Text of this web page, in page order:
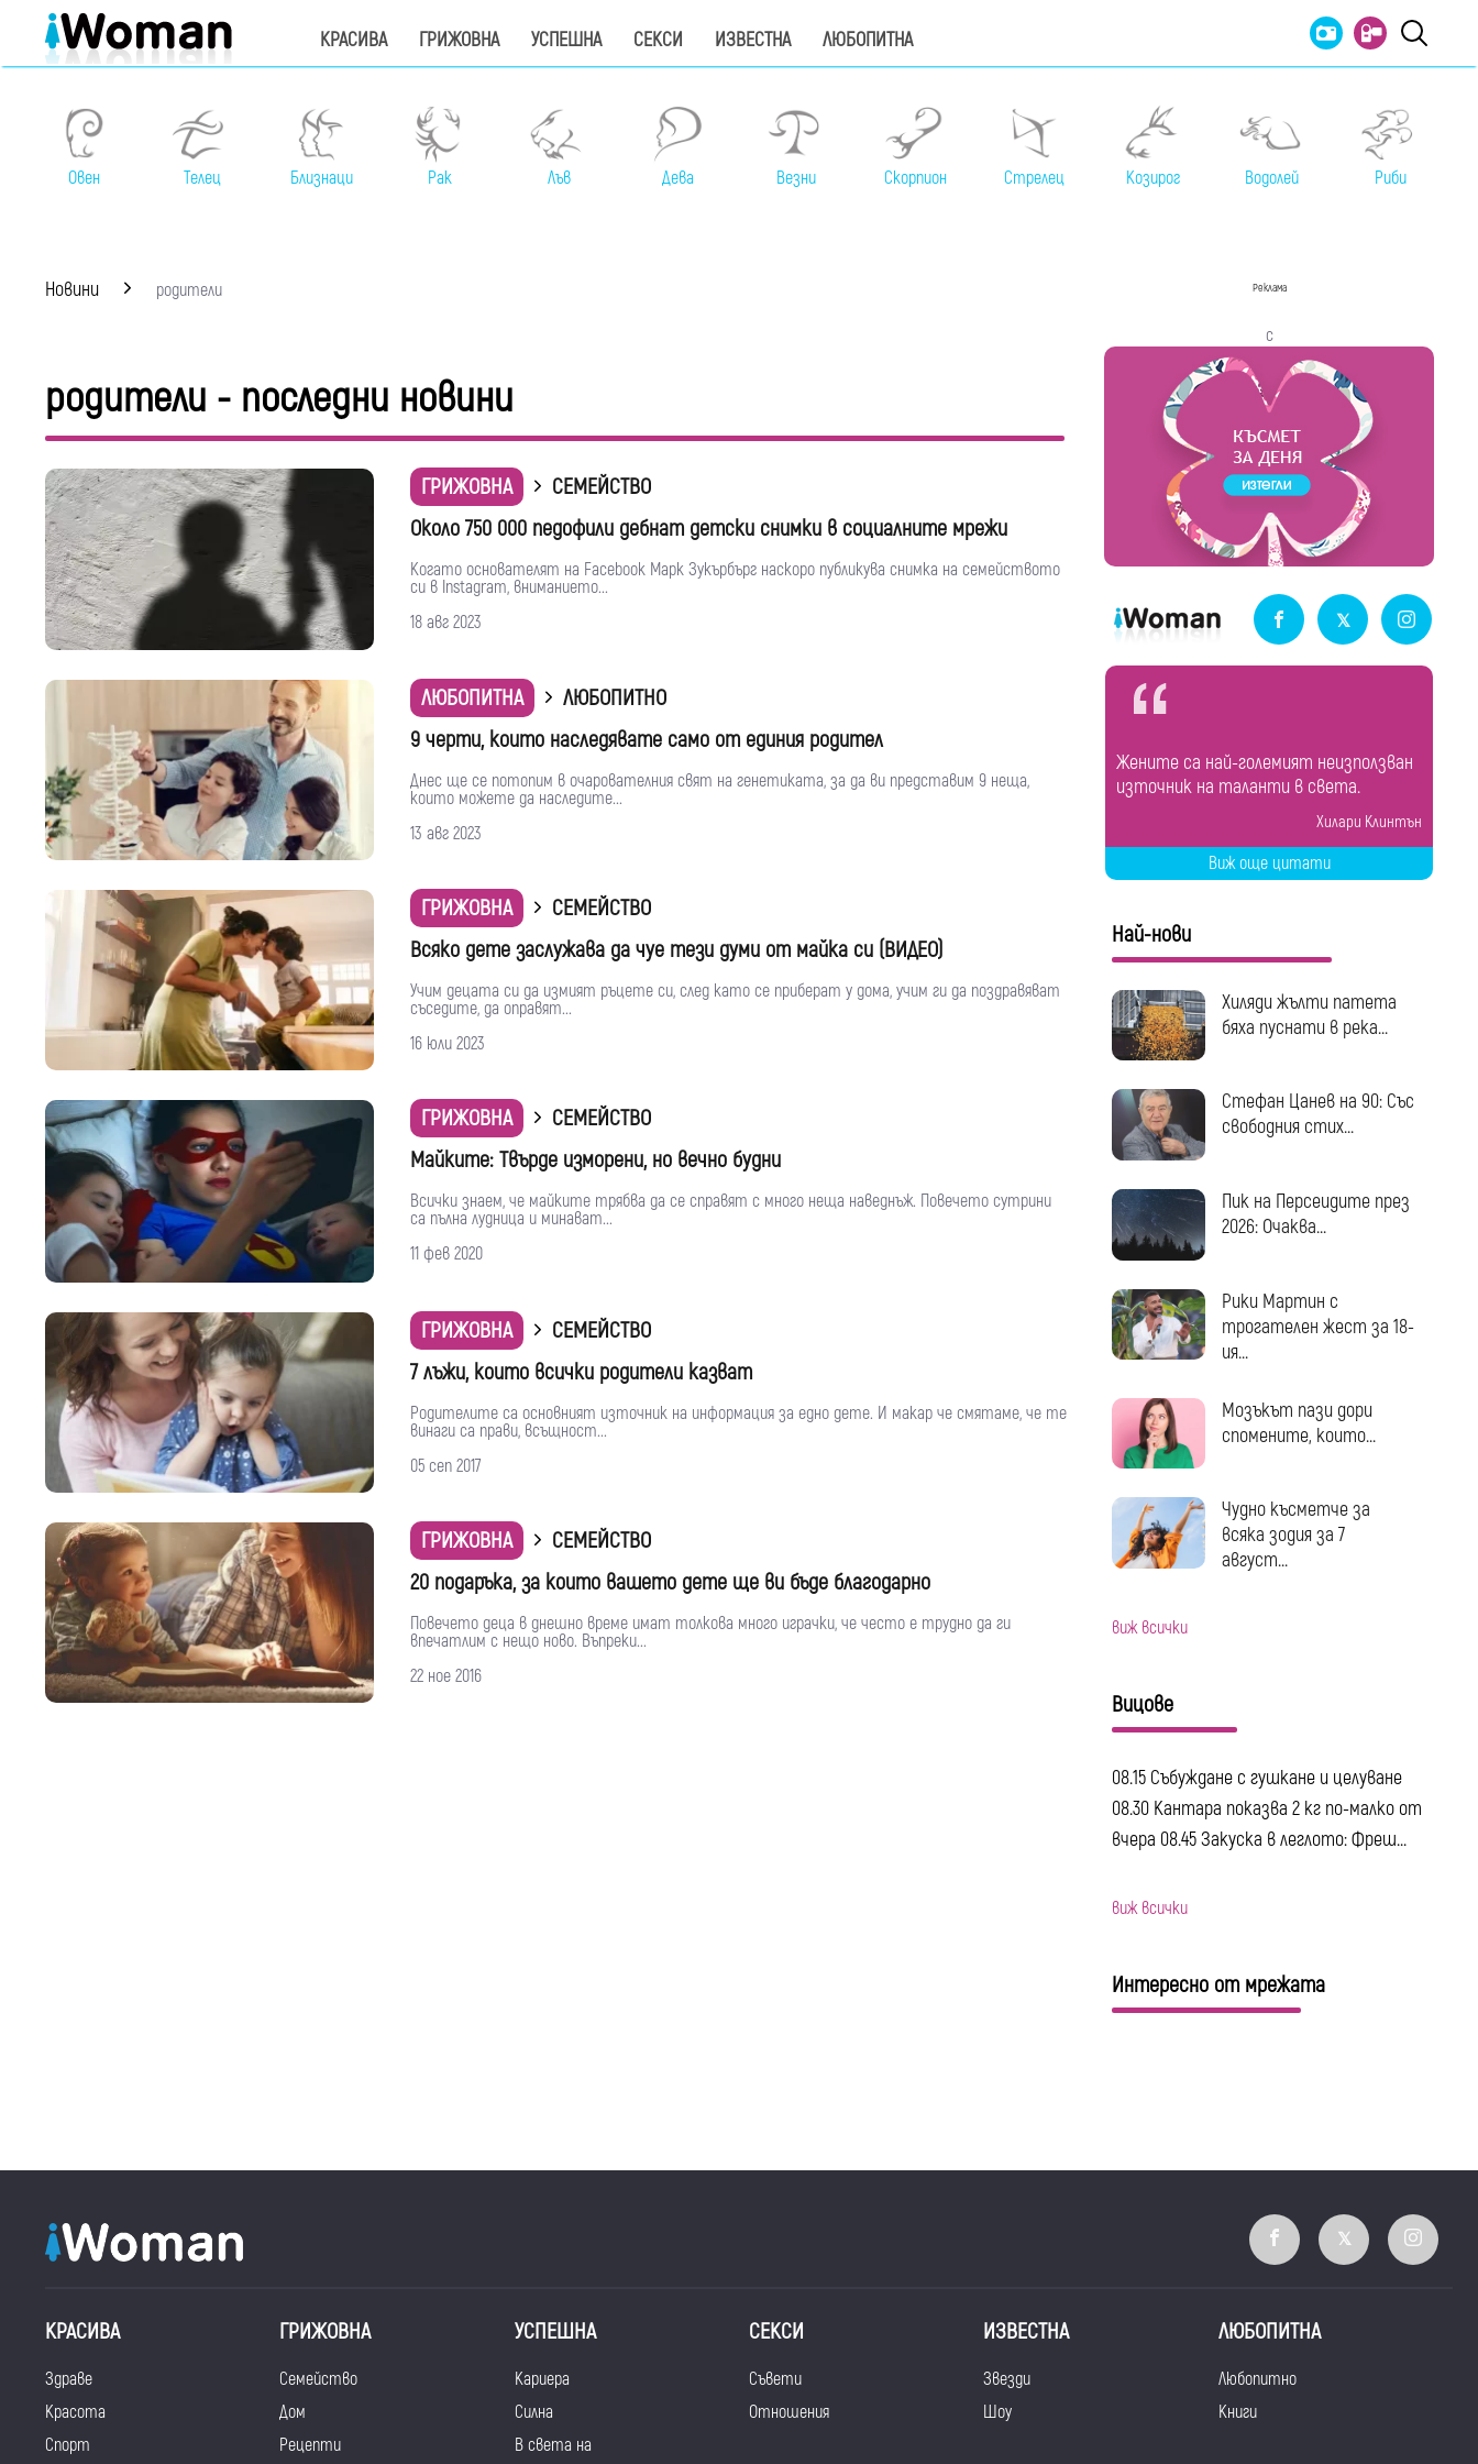
КРАСИВА ГРИЖОВНА УСПЕШНА СЕКСИ ИЗВЕСТНА ЛЮБОПИТНА
Овен Телец Близнаци Рак Лъв Дева Везни Скорпион Стрелец Козирог Водолей Риби
Новини родители
родители - последни новини
ГРИЖОВНА
СЕМЕЙСТВО
Около 750 000 педофили дебнат детски снимки в социалните мрежи
Когато основателят на Facebook Марк Зукърбърг наскоро публикува снимка на семейството
си в Instagram, вниманието...
18 авг 2023
ЛЮБОПИТНА
ЛЮБОПИТНО
9 черти, които наследявате само от единия родител
Днес ще се потопим в очарователния свят на генетиката, за да ви представим 9 неща,
които можете да наследите...
13 авг 2023
ГРИЖОВНА
СЕМЕЙСТВО
Всяко дете заслужава да чуе тези думи от майка си (ВИДЕО)
Учим децата си да измият ръцете си, след като се приберат у дома, учим ги да поздравяват
съседите, да оправят...
16 юли 2023
ГРИЖОВНА
СЕМЕЙСТВО
Майките: Твърде изморени, но вечно будни
Всички знаем, че майките трябва да се справят с много неща наведнъж. Повечето сутрини
са пълна лудница и минават...
11 фев 2020
ГРИЖОВНА
СЕМЕЙСТВО
7 лъжи, които всички родители казват
Родителите са основният източник на информация за едно дете. И макар че смятаме, че те
винаги са прави, всъщност...
05 сеп 2017
ГРИЖОВНА
СЕМЕЙСТВО
20 подаръка, за които вашето дете ще ви бъде благодарно
Повечето деца в днешно време имат толкова много играчки, че често е трудно да ги
впечатлим с нещо ново. Въпреки...
22 ное 2016
Реклама
с
Жените са най-големият неизползван
източник на таланти в света.
Хилари Клинтън
Виж още цитати
Най-нови
Хиляди жълти патета
бяха пуснати в река...
Стефан Цанев на 90: Със
свободния стих...
Пик на Персеидите през
2026: Очаква...
Рики Мартин с
трогателен жест за 18-
ия...
Мозъкът пази дори
спомените, които...
Чудно късметче за
всяка зодия за 7
август...
виж всички
Вицове
08.15 Събуждане с гушкане и целуване
08.30 Кантара показва 2 кг по-малко от
вчера 08.45 Закуска в леглото: Фреш...
виж всички
Интересно от мрежата
КРАСИВА
Здраве
Красота
Спорт
ГРИЖОВНА
Семейство
Дом
Рецепти
УСПЕШНА
Кариера
Силна
В света на
СЕКСИ
Съвети
Отношения
ИЗВЕСТНА
Звезди
Шоу
ЛЮБОПИТНА
Любопитно
Книги